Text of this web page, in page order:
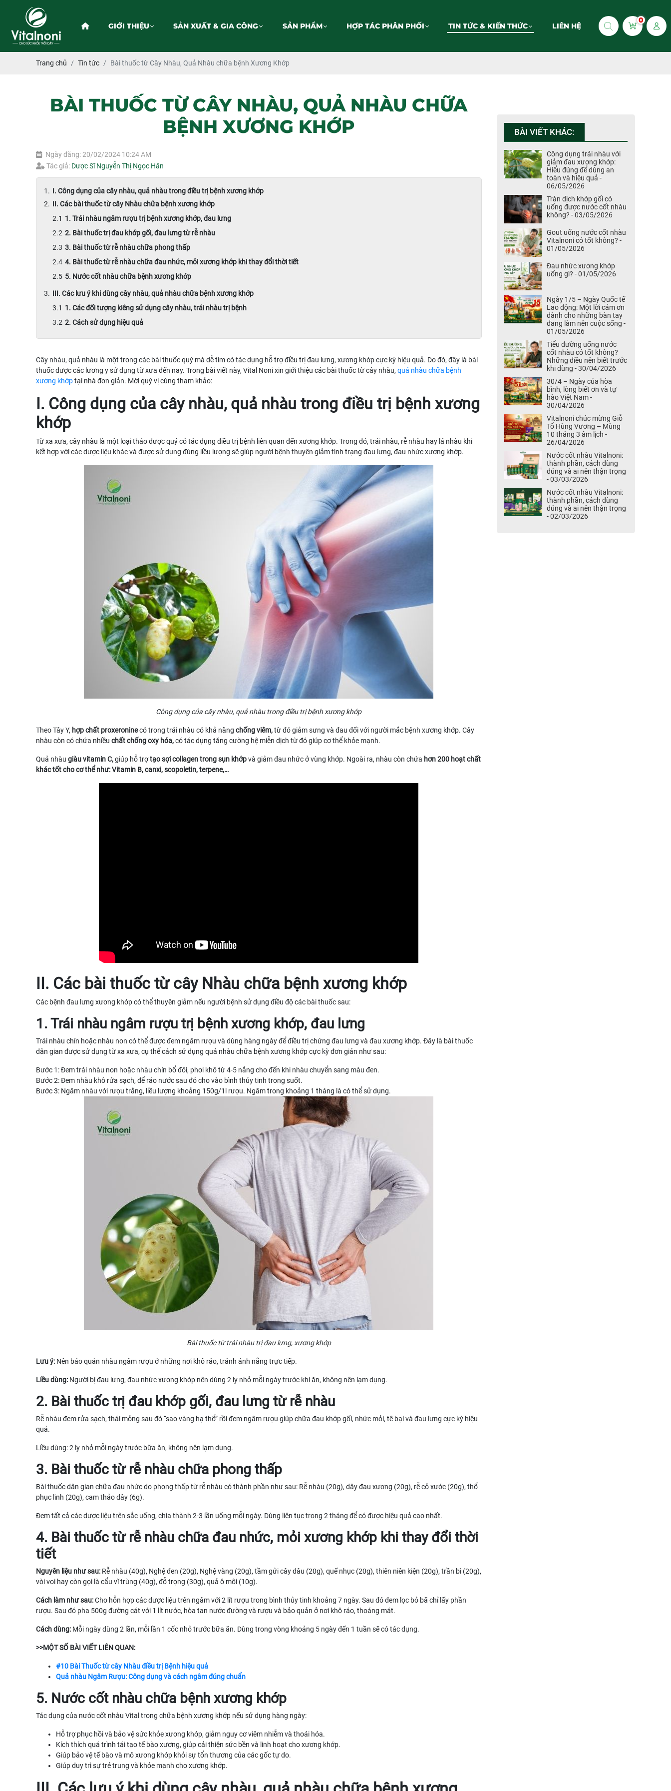
GIỚI THIỆU SẢN XUẤT & GIA CÔNG SẢN PHẨM HỢP TÁC PHÂN PHỐI TIN TỨC & KIẾN THỨC LIÊN HỆ
0
Trang chủ Tin tức Bài thuốc từ Cây Nhàu, Quả Nhàu chữa bệnh Xương Khớp
BÀI THUỐC TỪ CÂY NHÀU, QUẢ NHÀU CHỮA
BỆNH XƯƠNG KHỚP
Ngày đăng: 20/02/2024 10:24 AM
Tác giả: Dược Sĩ Nguyễn Thị Ngọc Hân
I. Công dụng của cây nhàu, quả nhàu trong điều trị bệnh xương khớp
II. Các bài thuốc từ cây Nhàu chữa bệnh xương khớp
1. Trái nhàu ngâm rượu trị bệnh xương khớp, đau lưng
2. Bài thuốc trị đau khớp gối, đau lưng từ rễ nhàu
3. Bài thuốc từ rễ nhàu chữa phong thấp
4. Bài thuốc từ rễ nhàu chữa đau nhức, mỏi xương khớp khi thay đổi thời tiết
5. Nước cốt nhàu chữa bệnh xương khớp
III. Các lưu ý khi dùng cây nhàu, quả nhàu chữa bệnh xương khớp
1. Các đối tượng kiêng sử dụng cây nhàu, trái nhàu trị bệnh
2. Cách sử dụng hiệu quả
Cây nhàu, quả nhàu là một trong các bài thuốc quý mà dễ tìm có tác dụng hỗ trợ điều trị đau lưng, xương khớp cực kỳ hiệu quả. Do đó, đây là bài
thuốc được các lương y sử dụng từ xưa đến nay. Trong bài viết này, Vital Noni xin giới thiệu các bài thuốc từ cây nhàu, quả nhàu chữa bệnh
xương khớptại nhà đơn giản. Mời quý vị cùng tham khảo:
I. Công dụng của cây nhàu, quả nhàu trong điều trị bệnh xương
khớp
Từ xa xưa, cây nhàu là một loại thảo dược quý có tác dụng điều trị bệnh liên quan đến xương khớp. Trong đó, trái nhàu, rễ nhàu hay lá nhàu khi
kết hợp với các dược liệu khác và được sử dụng đúng liều lượng sẽ giúp người bệnh thuyên giảm tình trạng đau lưng, đau nhức xương khớp.
Công dụng của cây nhàu, quả nhàu trong điều trị bệnh xương khớp
Theo Tây Y, hợp chất proxeroninecó trong trái nhàu có khả năng chống viêm,từ đó giảm sưng và đau đối với người mắc bệnh xương khớp. Cây
nhàu còn có chứa nhiều chất chống oxy hóa,có tác dụng tăng cường hệ miễn dịch từ đó giúp cơ thể khỏe mạnh.
Quả nhàu giàu vitamin C,giúp hỗ trợtạo sợi collagen trong sụn khớpvà giảm đau nhức ở vùng khớp. Ngoài ra, nhàu còn chứa hơn 200 hoạt chất
khác tốt cho cơ thể như: Vitamin B, canxi, scopoletin, terpene,…
II. Các bài thuốc từ cây Nhàu chữa bệnh xương khớp
Các bệnh đau lưng xương khớp có thể thuyên giảm nếu người bệnh sử dụng điều độ các bài thuốc sau:
1. Trái nhàu ngâm rượu trị bệnh xương khớp, đau lưng
Trái nhàu chín hoặc nhàu non có thể được đem ngâm rượu và dùng hàng ngày để điều trị chứng đau lưng và đau xương khớp. Đây là bài thuốc
dân gian được sử dụng từ xa xưa, cụ thể cách sử dụng quả nhàu chữa bệnh xương khớp cực kỳ đơn giản như sau:
Bước 1: Đem trái nhàu non hoặc nhàu chín bổ đôi, phơi khô từ 4-5 nắng cho đến khi nhàu chuyển sang màu đen.
Bước 2: Đem nhàu khô rửa sạch, để ráo nước sau đó cho vào bình thủy tinh trong suốt.
Bước 3: Ngâm nhàu với rượu trắng, liều lượng khoảng 150g/1l rượu. Ngâm trong khoảng 1 tháng là có thể sử dụng.
Bài thuốc từ trái nhàu trị đau lưng, xương khớp
Lưu ý: Nên bảo quản nhàu ngâm rượu ở những nơi khô ráo, tránh ánh nắng trực tiếp.
Liều dùng: Người bị đau lưng, đau nhức xương khớp nên dùng 2 ly nhỏ mỗi ngày trước khi ăn, không nên lạm dụng.
2. Bài thuốc trị đau khớp gối, đau lưng từ rễ nhàu
Rễ nhàu đem rửa sạch, thái mỏng sau đó “sao vàng hạ thổ” rồi đem ngâm rượu giúp chữa đau khớp gối, nhức mỏi, tê bại và đau lưng cực kỳ hiệu
quả.
Liều dùng: 2 ly nhỏ mỗi ngày trước bữa ăn, không nên lạm dụng.
3. Bài thuốc từ rễ nhàu chữa phong thấp
Bài thuốc dân gian chữa đau nhức do phong thấp từ rễ nhàu có thành phần như sau: Rễ nhàu (20g), dây đau xương (20g), rễ cỏ xước (20g), thổ
phục linh (20g), cam thảo dây (6g).
Đem tất cả các dược liệu trên sắc uống, chia thành 2-3 lần uống mỗi ngày. Dùng liên tục trong 2 tháng để có được hiệu quả cao nhất.
4. Bài thuốc từ rễ nhàu chữa đau nhức, mỏi xương khớp khi thay đổi thời
tiết
Nguyên liệu như sau: Rễ nhàu (40g), Nghệ đen (20g), Nghệ vàng (20g), tầm gửi cây dâu (20g), quế nhục (20g), thiên niên kiện (20g), trần bì (20g),
vòi voi hay còn gọi là cẩu vĩ trùng (40g), đỗ trọng (30g), quả ô môi (10g).
Cách làm như sau:Cho hỗn hợp các dược liệu trên ngâm với 2 lít rượu trong bình thủy tinh khoảng 7 ngày. Sau đó đem lọc bỏ bã chỉ lấy phần
rượu. Sau đó pha 500g đường cát với 1 lít nước, hòa tan nước đường và rượu và bảo quản ở nơi khô ráo, thoáng mát.
Cách dùng: Mỗi ngày dùng 2 lần, mỗi lần 1 cốc nhỏ trước bữa ăn. Dùng trong vòng khoảng 5 ngày đến 1 tuần sẽ có tác dụng.
>>MỘT SỐ BÀI VIẾT LIÊN QUAN:
#10 Bài Thuốc từ cây Nhàu điều trị Bệnh hiệu quả
Quả nhàu Ngâm Rượu: Công dụng và cách ngâm đúng chuẩn
5. Nước cốt nhàu chữa bệnh xương khớp
Tác dụng của nước cốt nhàu Vital trong chữa bệnh xương khớp nếu sử dụng hàng ngày:
Hỗ trợ phục hồi và bảo vệ sức khỏe xương khớp, giảm nguy cơ viêm nhiễm và thoái hóa.
Kích thích quá trình tái tạo tế bào xương, giúp cải thiện sức bền và linh hoạt cho xương khớp.
Giúp bảo vệ tế bào và mô xương khớp khỏi sự tổn thương của các gốc tự do.
Giúp duy trì sự trẻ trung và khỏe mạnh cho xương khớp.
BÀI VIẾT KHÁC:
Công dụng trái nhàu với
giảm đau xương khớp:
Hiểu đúng để dùng an
toàn và hiệu quả -
06/05/2026
Tràn dịch khớp gối có
uống được nước cốt nhàu
không? - 03/05/2026
Gout uống nước cốt nhàu
Vitalnoni có tốt không? -
01/05/2026
Đau nhức xương khớp
uống gì? - 01/05/2026
Ngày 1/5 – Ngày Quốc tế
Lao động: Một lời cảm ơn
dành cho những bàn tay
đang làm nên cuộc sống -
01/05/2026
Tiểu đường uống nước
cốt nhàu có tốt không?
Những điều nên biết trước
khi dùng - 30/04/2026
30/4 – Ngày của hòa
bình, lòng biết ơn và tự
hào Việt Nam -
30/04/2026
Vitalnoni chúc mừng Giỗ
Tổ Hùng Vương – Mùng
10 tháng 3 âm lịch -
26/04/2026
Nước cốt nhàu Vitalnoni:
thành phần, cách dùng
đúng và ai nên thận trọng
- 03/03/2026
Nước cốt nhàu Vitalnoni:
thành phần, cách dùng
đúng và ai nên thận trọng
- 02/03/2026